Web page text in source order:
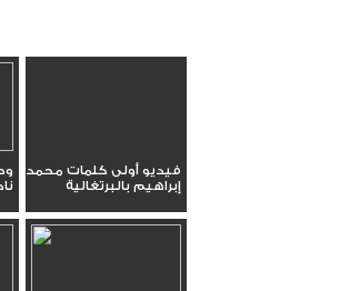
فيديو أولى كلمات محمد
إبراهيم بالبرتغالية